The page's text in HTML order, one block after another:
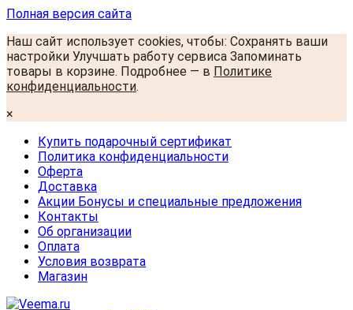
Полная версия сайта
Наш сайт использует cookies, чтобы: Сохранять ваши
настройки Улучшать работу сервиса Запоминать
товары в корзине. Подробнее — в Политике
конфиденциальности.
×
Купить подарочный сертификат
Политика конфиденциальности
Оферта
Доставка
Акции Бонусы и специальные предложения
Контакты
Об организации
Оплата
Условия возврата
Магазин